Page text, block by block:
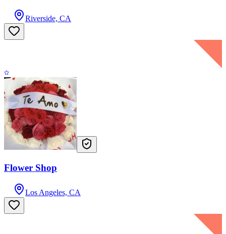
Riverside, CA
Flower Shop
Los Angeles, CA